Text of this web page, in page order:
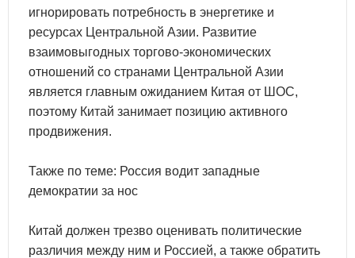
игнорировать потребность в энергетике и
ресурсах Центральной Азии. Развитие
взаимовыгодных торгово-экономических
отношений со странами Центральной Азии
является главным ожиданием Китая от ШОС,
поэтому Китай занимает позицию активного
продвижения.
Также по теме: Россия водит западные
демократии за нос
Китай должен трезво оценивать политические
различия между ним и Россией, а также обратить